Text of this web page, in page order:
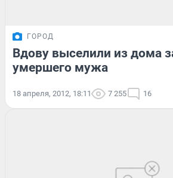
ГОРОД
Вдову выселили из дома
умершего мужа
18 апреля, 2012, 18:11 7 255 16